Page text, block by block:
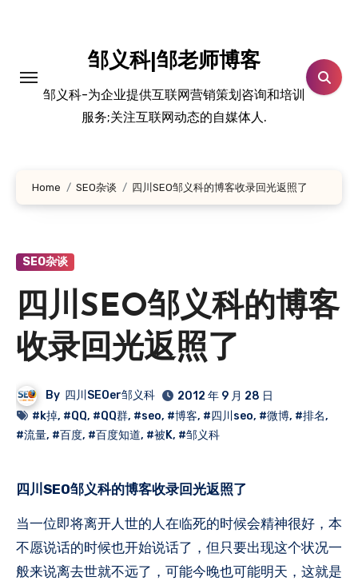
邹义科|邹老师博客
邹义科-为企业提供互联网营销策划咨询和培训
服务;关注互联网动态的自媒体人.
Home SEO杂谈 四川SEO邹义科的博客收录回光返照了
SEO杂谈
四川SEO邹义科的博客
收录回光返照了
By 四川SEOer邹义科
2012 年 9 月 28 日
#k掉, #QQ, #QQ群, #seo, #博客, #四川seo, #微博, #排名,
#流量, #百度, #百度知道, #被K, #邹义科
四川SEO邹义科的博客收录回光返照了
当一位即将离开人世的人在临死的时候会精神很好，本
不愿说话的时候也开始说话了，但只要出现这个状况一
般来说离去世就不远了，可能今晚也可能明天，这就是